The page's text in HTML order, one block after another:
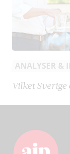
ANALYSER &
Vilket